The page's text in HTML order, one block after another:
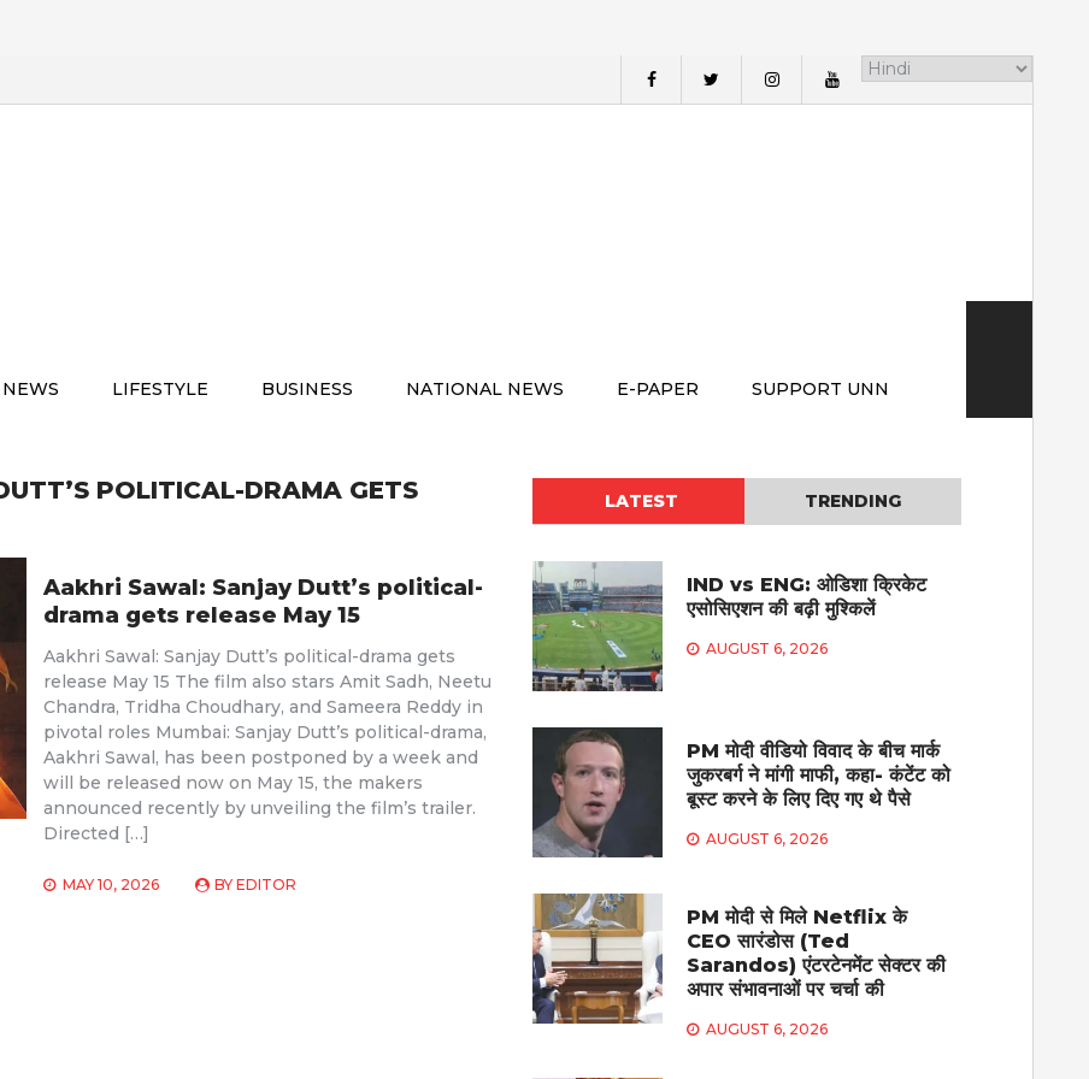
LIFESTYLE BUSINESS NATIONAL NEWS E-PAPER SUPPORT UNN
POLITICAL-DRAMA GETS
Aakhri Sawal: Sanjay Dutt’s political-
drama gets release May 15
Aakhri Sawal: Sanjay Dutt’s political-drama gets
release May 15 The film also stars Amit Sadh, Neetu
Chandra, Tridha Choudhary, and Sameera Reddy in
pivotal roles Mumbai: Sanjay Dutt’s political-drama,
Aakhri Sawal, has been postponed by a week and
will be released now on May 15, the makers
announced recently by unveiling the film’s trailer.
Directed […]
MAY 10, 2026 BY EDITOR
LATEST TRENDING
IND vs ENG: ओडिशा क्रिकेट
एसोसिएशन की बढ़ी मुश्किलें
AUGUST 6, 2026
PM मोदी वीडियो विवाद के बीच मार्क
जुकरबर्ग ने मांगी माफी, कहा- कंटेंट को
बूस्ट करने के लिए दिए गए थे पैसे
AUGUST 6, 2026
PM मोदी से मिले Netflix के
CEO सारंडोस (Ted
Sarandos) एंटरटेनमेंट सेक्टर की
अपार संभावनाओं पर चर्चा की
AUGUST 6, 2026